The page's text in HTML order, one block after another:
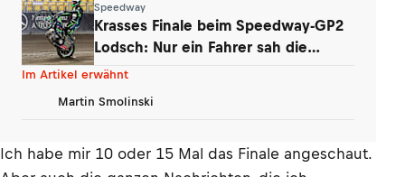
Speedway
Krasses Finale beim Speedway-GP2
Lodsch: Nur ein Fahrer sah die
Zielflagge
Im Artikel erwähnt
Martin Smolinski
Ich habe mir 10 oder 15 Mal das Finale angeschaut.